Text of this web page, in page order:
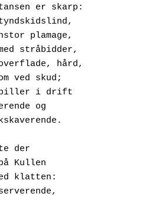
substansen er skarp:
tyndskidslind,
plamage,
med stråbidder,
overflade, hård,
som ved skud;
i drift
og
ekskaverende.
der
på Kullen
ved klatten:
observerende,